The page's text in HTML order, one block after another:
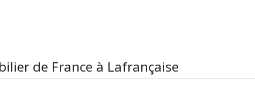
de France à Lafrançaise